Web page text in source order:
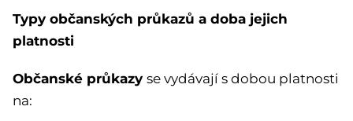
Typy občanských průkazů a doba jejich
platnosti
Občanské průkazy se vydávají s dobou platnosti
na: